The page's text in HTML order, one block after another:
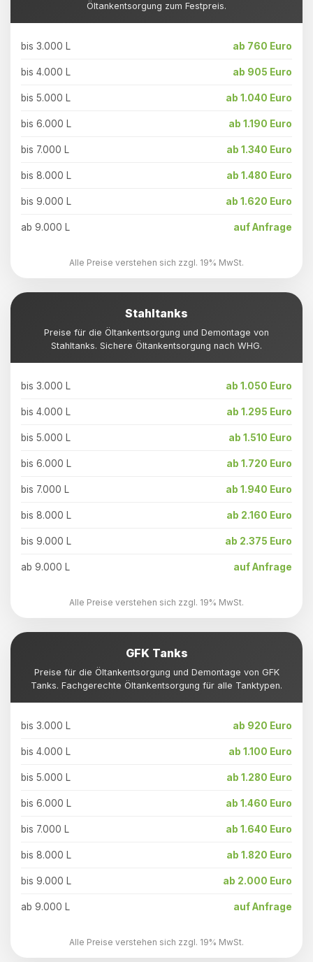
Öltankentsorgung zum Festpreis.
bis 3.000 L ab 760 Euro
bis 4.000 L ab 905 Euro
bis 5.000 L ab 1.040 Euro
bis 6.000 L ab 1.190 Euro
bis 7.000 L ab 1.340 Euro
bis 8.000 L ab 1.480 Euro
bis 9.000 L ab 1.620 Euro
ab 9.000 L auf Anfrage
Alle Preise verstehen sich zzgl. 19% MwSt.
Stahltanks
Preise für die Öltankentsorgung und Demontage von
Stahltanks. Sichere Öltankentsorgung nach WHG.
bis 3.000 L ab 1.050 Euro
bis 4.000 L ab 1.295 Euro
bis 5.000 L ab 1.510 Euro
bis 6.000 L ab 1.720 Euro
bis 7.000 L ab 1.940 Euro
bis 8.000 L ab 2.160 Euro
bis 9.000 L ab 2.375 Euro
ab 9.000 L auf Anfrage
Alle Preise verstehen sich zzgl. 19% MwSt.
GFK Tanks
Preise für die Öltankentsorgung und Demontage von GFK
Tanks. Fachgerechte Öltankentsorgung für alle Tanktypen.
bis 3.000 L ab 920 Euro
bis 4.000 L ab 1.100 Euro
bis 5.000 L ab 1.280 Euro
bis 6.000 L ab 1.460 Euro
bis 7.000 L ab 1.640 Euro
bis 8.000 L ab 1.820 Euro
bis 9.000 L ab 2.000 Euro
ab 9.000 L auf Anfrage
Alle Preise verstehen sich zzgl. 19% MwSt.